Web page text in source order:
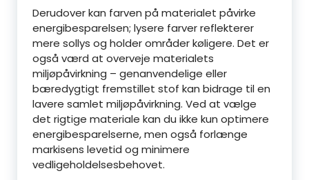
Derudover kan farven på materialet påvirke
energibesparelsen; lysere farver reflekterer
mere sollys og holder områder køligere. Det er
også værd at overveje materialets
miljøpåvirkning – genanvendelige eller
bæredygtigt fremstillet stof kan bidrage til en
lavere samlet miljøpåvirkning. Ved at vælge
det rigtige materiale kan du ikke kun optimere
energibesparelserne, men også forlænge
markisens levetid og minimere
vedligeholdelsesbehovet.